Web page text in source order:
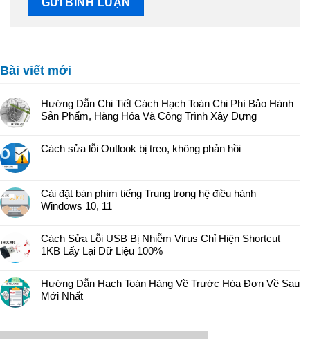
Bài viết mới
Hướng Dẫn Chi Tiết Cách Hạch Toán Chi Phí Bảo Hành
Sản Phẩm, Hàng Hóa Và Công Trình Xây Dựng
Cách sửa lỗi Outlook bị treo, không phản hồi
Cài đặt bàn phím tiếng Trung trong hệ điều hành
Windows 10, 11
Cách Sửa Lỗi USB Bị Nhiễm Virus Chỉ Hiện Shortcut
1KB Lấy Lại Dữ Liệu 100%
Hướng Dẫn Hạch Toán Hàng Về Trước Hóa Đơn Về Sau
Mới Nhất